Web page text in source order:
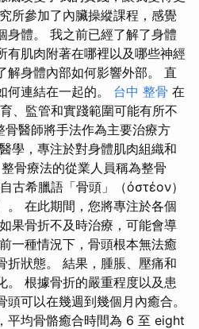
所參加了內臟操縱課程，感覺
身體。 我之前已經了解了身體
有肌肉附著在哪裡以及哪些神經
解身體內部如何影響外部。 直
何連結在一起的。 台中 整骨 在
、監管和實踐範圍可能有所不
醫師將手法作為主要治療方
學，專注於對身體肌肉組織和
骨療法的從業人員稱為整骨
希臘語「骨頭」（ὀστέον）
。 在此期間，您將專注於各個
果骨折不及時治療，可能會導
一種情況下，骨頭根本無法癒
折狀態。 結果，腫脹、壓痛和
。 根據骨折的嚴重程度以及患
可以在幾週到幾個月內癒合。
平均骨骼癒合時間為 6 至 eight